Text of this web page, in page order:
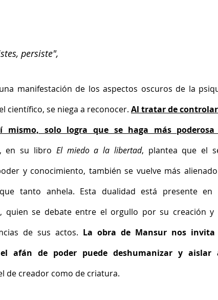
persiste",
manifestación de los aspectos oscuros de la
científico, se niega a reconocer. Al tratar de
mismo, solo logra que se haga más
en su libro El miedo a la libertad, plantea que el
y conocimiento, también se vuelve más
tanto anhela. Esta dualidad está presente en
quien se debate entre el orgullo por su creación y
de sus actos. La obra de Mansur nos invita
afán de poder puede deshumanizar y aislar
de creador como de criatura.